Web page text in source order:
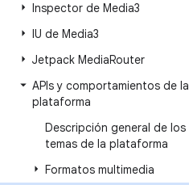
Inspector de Media3
IU de Media3
Jetpack MediaRouter
APIs y comportamientos de la
plataforma
Descripción general de los
temas de la plataforma
Formatos multimedia